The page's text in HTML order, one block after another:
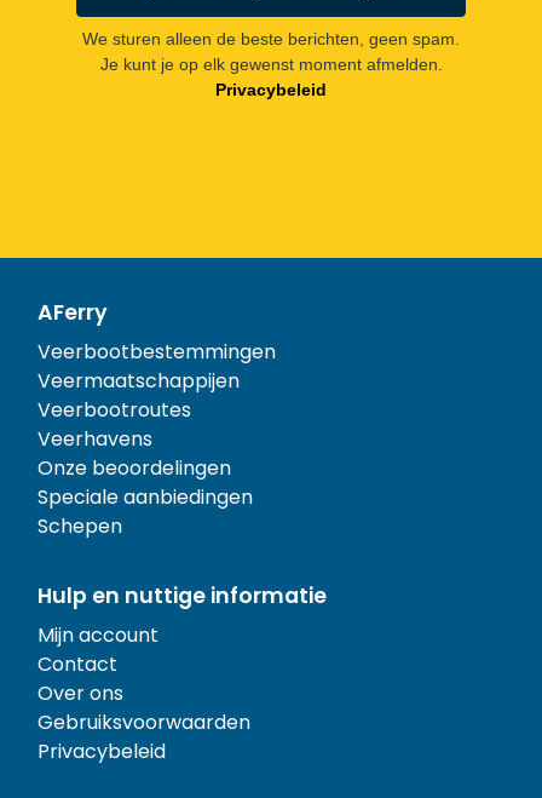
We sturen alleen de beste berichten, geen spam.
Je kunt je op elk gewenst moment afmelden.
Privacybeleid
AFerry
Veerbootbestemmingen
Veermaatschappijen
Veerbootroutes
Veerhavens
Onze beoordelingen
Speciale aanbiedingen
Schepen
Hulp en nuttige informatie
Mijn account
Contact
Over ons
Gebruiksvoorwaarden
Privacybeleid